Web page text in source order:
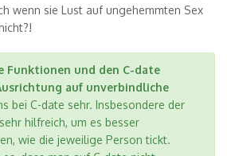
wenn sie Lust auf ungehemmten Sex
Funktionen und den C-date
auf unverbindliche
bei C-date sehr. Insbesondere der
hilfreich, um es besser
wie die jeweilige Person tickt.